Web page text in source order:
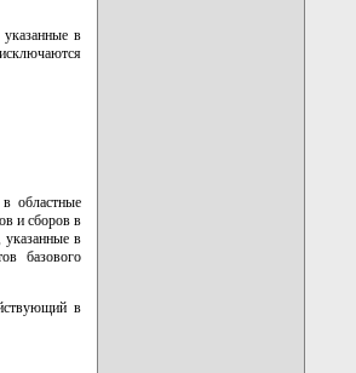
в
областные
и сборов в
указанные в
базового
в